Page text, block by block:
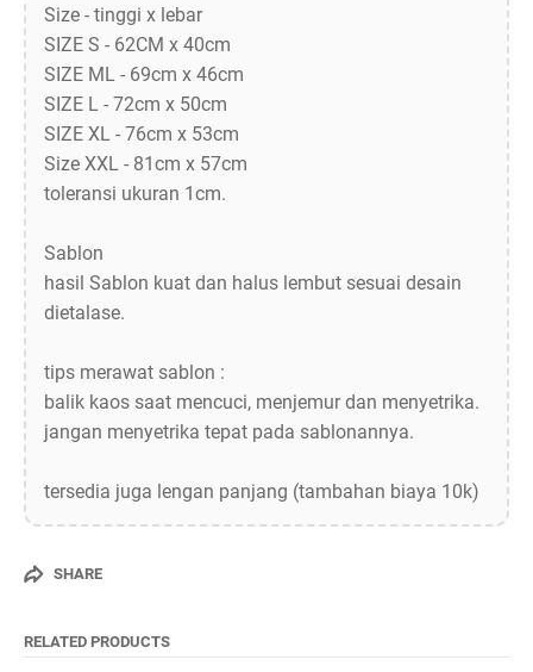
Size - tinggi x lebar
SIZE S - 62CM x 40cm
SIZE ML - 69cm x 46cm
SIZE L - 72cm x 50cm
SIZE XL - 76cm x 53cm
Size XXL - 81cm x 57cm
toleransi ukuran 1cm.
Sablon
hasil Sablon kuat dan halus lembut sesuai desain
dietalase.
tips merawat sablon :
balik kaos saat mencuci, menjemur dan menyetrika.
jangan menyetrika tepat pada sablonannya.
tersedia juga lengan panjang (tambahan biaya 10k)
SHARE
RELATED PRODUCTS